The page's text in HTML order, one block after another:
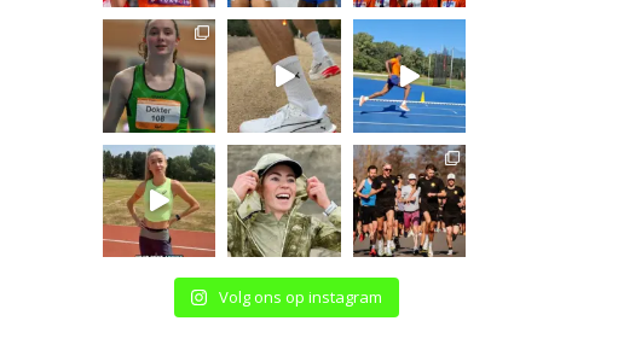
Volg ons op instagram